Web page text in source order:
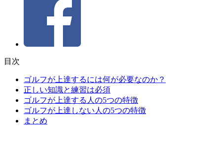
目次
ゴルフが上達するには何が必要なのか？
正しい知識と練習は必須
ゴルフが上達する人の5つの特徴
ゴルフが上達しない人の5つの特徴
まとめ